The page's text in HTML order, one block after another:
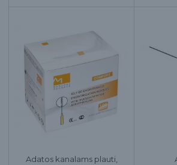
Adatos kanalams plauti,